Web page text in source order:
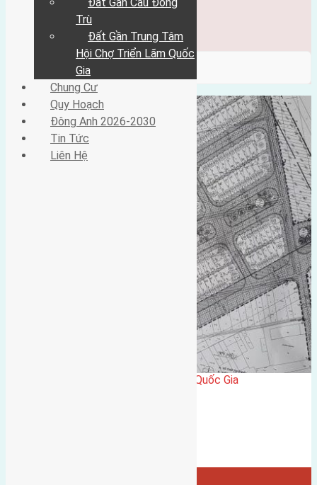
Đông Anh 2026-2030
Liên Hệ
/ Category / huong dong
gần trung tâm hội Chợ triển Lãm Quốc Gia
Trù
Đất Gần Trung Tâm
Hội Chợ Triển Lãm Quốc
Gia
Chung Cư
Quy Hoạch
Đông Anh 2026-2030
Tin Tức
Liên Hệ